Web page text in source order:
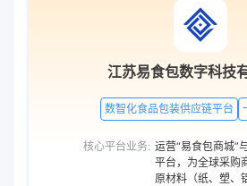
江苏易食包数字科技
数智化食品包装供应链平台
核心平台业务: 运营“易食包商城”
平台，为全球采购
原材料（纸、塑、